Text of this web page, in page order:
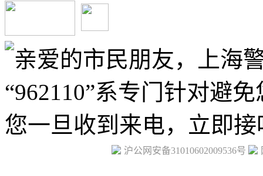
沪公网安备31010602009536号